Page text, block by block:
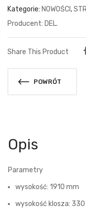
Kategorie: NOWOŚCI,
DEL.
Share This Product
POWRÓT
Opis
Parametry
wysokość: 1910 mm
wysokość klosza: